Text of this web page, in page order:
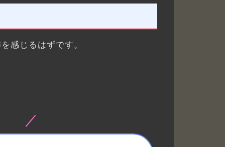
感じるはずです。